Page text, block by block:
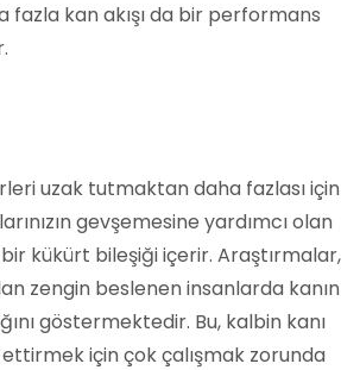
fazla kan akışı da bir performans
uzak tutmaktan daha fazlası için
gevşemesine yardımcı olan
kükürt bileşiği içerir. Araştırmalar,
zengin beslenen insanlarda kanın
göstermektedir. Bu, kalbin kanı
için çok çalışmak zorunda